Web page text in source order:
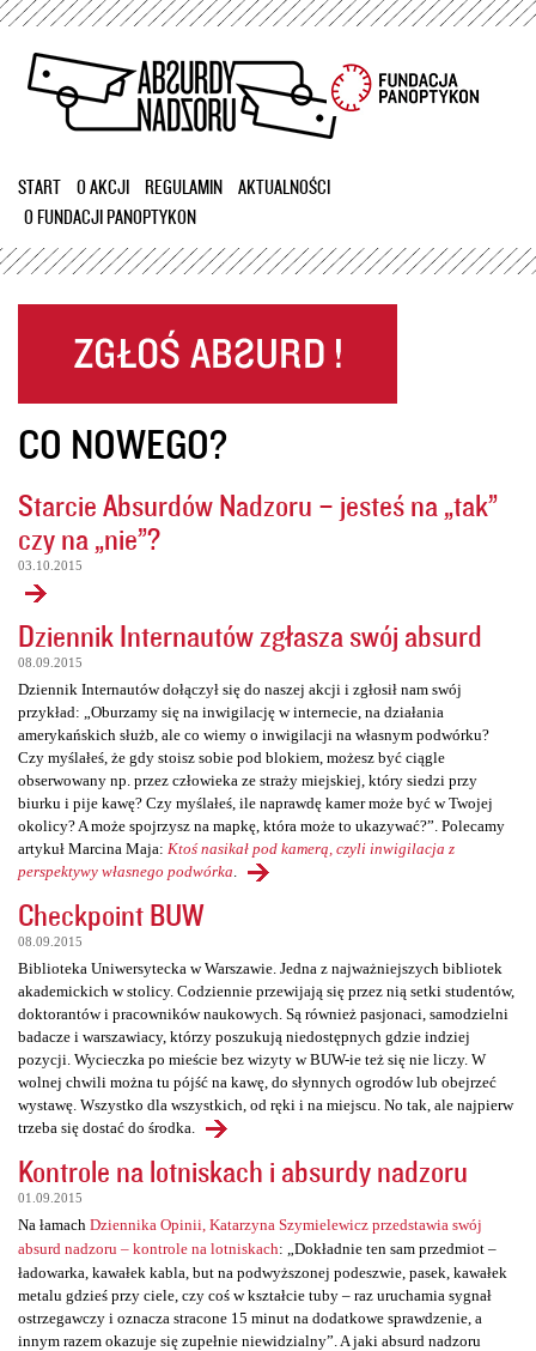
Przejdź
treści
START O AKCJI REGULAMIN
AKTUALNOŚCI
O FUNDACJI PANOPTYKON
CO NOWEGO?
Starcie Absurdów Nadzoru – jesteś na „tak”
czy na „nie”?
03.10.2015
Dziennik Internautów zgłasza swój absurd
08.09.2015
Dziennik Internautów dołączył się do naszej akcji i zgłosił nam swój
przykład: „Oburzamy się na inwigilację w internecie, na działania
amerykańskich służb, ale co wiemy o inwigilacji na własnym podwórku?
Czy myślałeś, że gdy stoisz sobie pod blokiem, możesz być ciągle
obserwowany np. przez człowieka ze straży miejskiej, który siedzi przy
biurku i pije kawę? Czy myślałeś, ile naprawdę kamer może być w Twojej
okolicy? A może spojrzysz na mapkę, która może to ukazywać?”. Polecamy
artykuł Marcina Maja: Ktoś nasikał pod kamerą, czyli inwigilacja z
perspektywy własnego podwórka
Checkpoint BUW
08.09.2015
Biblioteka Uniwersytecka w Warszawie. Jedna z najważniejszych bibliotek
akademickich w stolicy. Codziennie przewijają się przez nią setki studentów,
doktorantów i pracowników naukowych. Są również pasjonaci, samodzielni
badacze i warszawiacy, którzy poszukują niedostępnych gdzie indziej
pozycji. Wycieczka po mieście bez wizyty w BUW-ie też się nie liczy. W
wolnej chwili można tu pójść na kawę, do słynnych ogrodów lub obejrzeć
wystawę. Wszystko dla wszystkich, od ręki i na miejscu. No tak, ale najpierw
trzeba się dostać do środka.
Kontrole na lotniskach i absurdy nadzoru
01.09.2015
Na łamach Dziennika Opinii, Katarzyna Szymielewicz przedstawia swój
absurd nadzoru – kontrole na lotniskach: „Dokładnie ten sam przedmiot –
ładowarka, kawałek kabla, but na podwyższonej podeszwie, pasek, kawałek
metalu gdzieś przy ciele, czy coś w kształcie tuby – raz uruchamia sygnał
ostrzegawczy i oznacza stracone 15 minut na dodatkowe sprawdzenie, a
innym razem okazuje się zupełnie niewidzialny”. A jaki absurd nadzoru